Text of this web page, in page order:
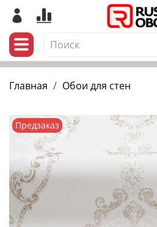
Главная Обои для стен
Предзаказ